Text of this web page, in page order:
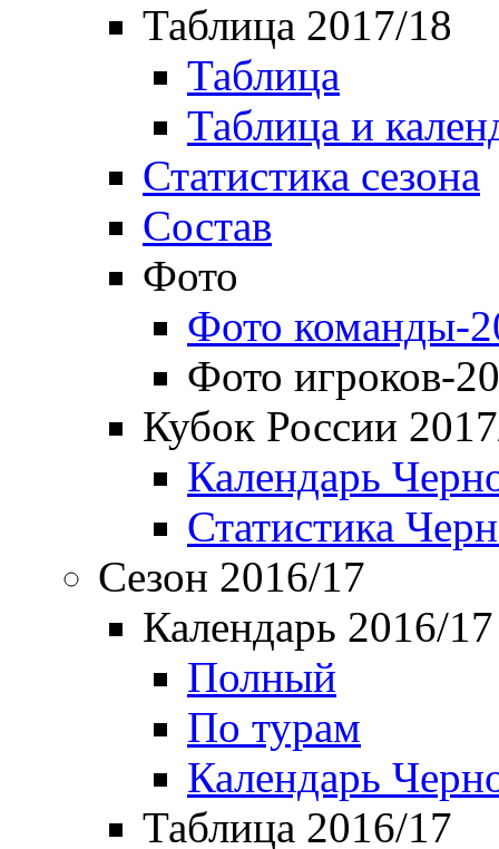
Таблица 2017/18
Таблица
Таблица и
Статистика сезона
Состав
Фото
Фото команды-
Фото игроков-
Кубок России
Календарь
Статистика
Сезон 2016/17
Календарь 2016/17
Полный
По турам
Календарь
Таблица 2016/17